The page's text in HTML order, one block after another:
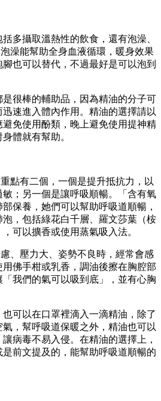
多攝取溫熱性的飲食，還有泡澡、
澡能幫助全身血液循環，暖身效果
也可以替代，不過最好是可以泡到
很棒的輔助品，因為精油的分子可
速進入體內作用。精油的選擇請以
免使用酚類，晚上避免使用提神精
體就有幫助。
點有二個，一個是提升抵抗力，以
；另一個是讓呼吸順暢。「含有氧
保養，她們可以幫助呼吸道順暢，
，包括綠花白千層、羅文莎葉（桉
可以擴香或使用蒸氣吸入法。
、壓力大、姿勢不良時，經常會感
佛手柑或乳香，調油後擦在胸腔部
我們的氣可以吸到底」，並有心胸
可以在口罩裡滴入一滴精油，除了
，幫呼吸道保暖之外，精油也可以
病毒不易入侵。在精油的選擇上，
前文提及的，能幫助呼吸道順暢的